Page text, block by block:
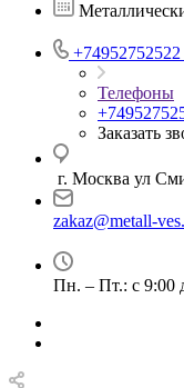
+74952752522
Телефоны
Заказать
г. Москва ул
zakaz@metall-
Пн. – Пт.: с 9:00